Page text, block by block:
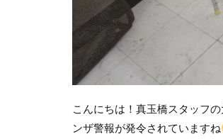
こんにちは！真玉橋スタッフ
ンザ警報が発令されていますね